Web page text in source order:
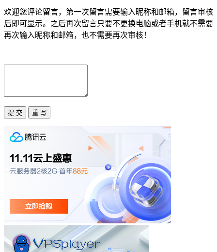
欢迎您评论留言，第一次留言需要输入昵称和邮箱，留言审核
后即可显示。之后再次留言只要不更换电脑或者手机就不需要
再次输入昵称和邮箱，也不需要再次审核！